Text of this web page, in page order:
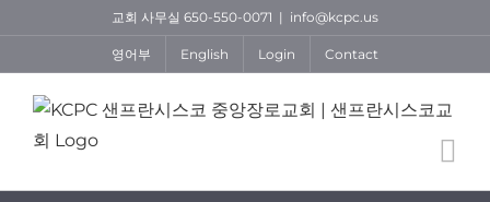
content
교회 사무실 650-550-0071 | info@kcpc.us
영어부 English Login Contact